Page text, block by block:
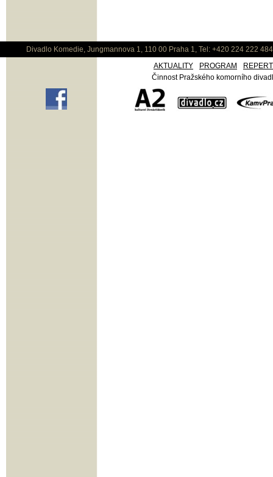
Divadlo Komedie, Jungmannova 1, 110 00 Praha 1, Tel: +420 224 222
AKTUALITY
PROGRAM
Činnost Pražského komorního